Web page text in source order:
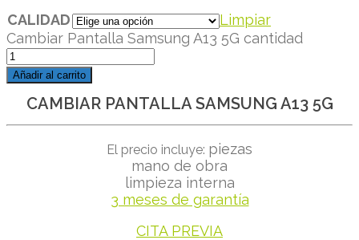
CALIDAD
Limpiar
Cambiar Pantalla Samsung A13 5G cantidad
Añadir al carrito
CAMBIAR PANTALLA SAMSUNG A13 5G
El precio incluye: piezas
mano de obra
limpieza interna
3 meses de garantía
CITA PREVIA